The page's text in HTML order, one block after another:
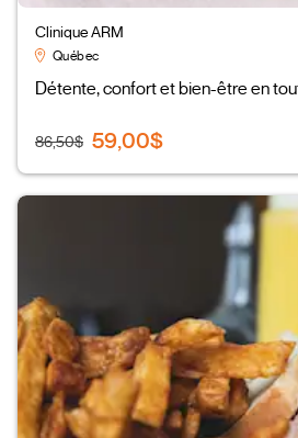
Clinique ARM
Québec
Détente, confort et bien-être en
86,50$ 59,00$